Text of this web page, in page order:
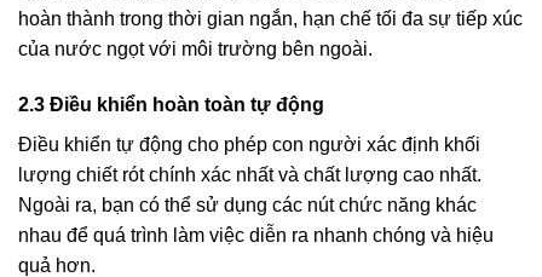
hoàn thành trong thời gian ngắn, hạn chế tối đa sự tiếp xúc
của nước ngọt với môi trường bên ngoài.
2.3 Điều khiển hoàn toàn tự động
Điều khiển tự động cho phép con người xác định khối
lượng chiết rót chính xác nhất và chất lượng cao nhất.
Ngoài ra, bạn có thể sử dụng các nút chức năng khác
nhau để quá trình làm việc diễn ra nhanh chóng và hiệu
quả hơn.